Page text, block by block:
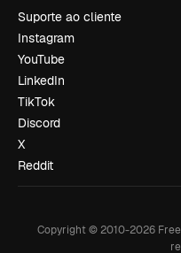
Suporte ao cliente
Instagram
YouTube
LinkedIn
TikTok
Discord
X
Reddit
Copyright © 2010-2026